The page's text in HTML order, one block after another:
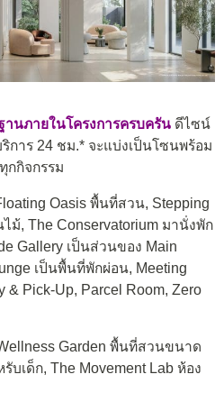
นภายในโครงการครบครัน ดีไซน์
การ 24 ชม.* จะแบ่งเป็นโซนพร้อม
กกิจกรรม
Oasis พื้นที่สวน, Stepping
ม้, The Conservatorium มานั่งพัก
Gallery เป็นส่วนของ Main
เป็นพื้นที่พักผ่อน, Meeting
& Pick-Up, Parcel Room, Zero
Garden พื้นที่สวนขนาด
เด็ก, The Movement Lab ห้อง